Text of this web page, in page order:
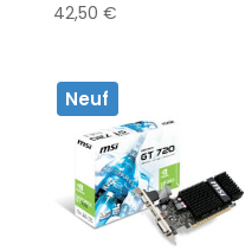
42,50 €
Neuf